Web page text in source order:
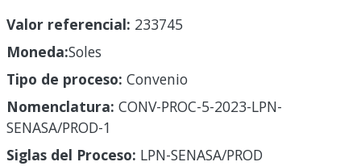
Valor referencial: 233745
Moneda:Soles
Tipo de proceso: Convenio
Nomenclatura: CONV-PROC-5-2023-LPN-
SENASA/PROD-1
Siglas del Proceso: LPN-SENASA/PROD